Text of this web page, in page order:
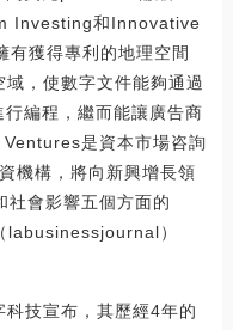
Investing和Innovative
獲得專利的地理空間
域，使數字文件能夠通過
編程，繼而能讓廣告商
是資本市場咨詢
機構，將向新興增長領
會影響五個方面的
labusinessjournal）
技宣布，其歷經4年的